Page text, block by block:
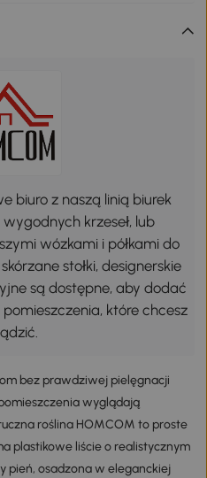
biuro z naszą linią biurek
krzeseł, lub
wózkami i półkami do
stołki, designerskie
są dostępne, aby dodać
które chcesz
bez prawdziwej pielęgnacji
wyglądają
roślina HOMCOM to proste
plastikowe liście o realistycznym
pień, osadzona w eleganckiej